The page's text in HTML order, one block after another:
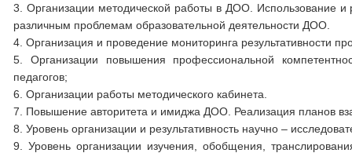
3. Организации методической работы в ДОО. Использование и
различным проблемам образовательной деятельности ДОО.
4. Организация и проведение мониторинга результативности
5. Организации повышения профессиональной
педагогов;
6. Организации работы методического кабинета.
7. Повышение авторитета и имиджа ДОО. Реализация планов
8. Уровень организации и результативность научно –
9. Уровень организации изучения, обобщения,